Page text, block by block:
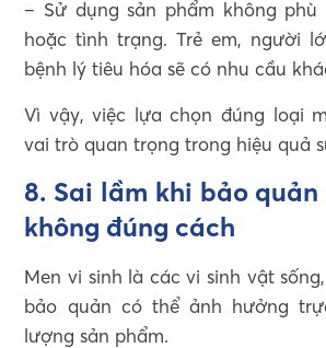
– Sử dụng sản phẩm không
hoặc tình trạng. Trẻ em, người
bệnh lý tiêu hóa sẽ có nhu cầu
Vì vậy, việc lựa chọn đúng loại
vai trò quan trọng trong hiệu quả
8. Sai lầm khi bảo quản
không đúng cách
Men vi sinh là các vi sinh vật
bảo quản có thể ảnh hưởng
lượng sản phẩm.